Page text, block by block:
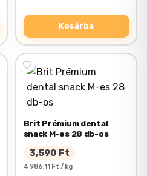
Kosárba
Brit Prémium dental
snack M-es 28 db-os
3,590 Ft
4 986,11 Ft / kg